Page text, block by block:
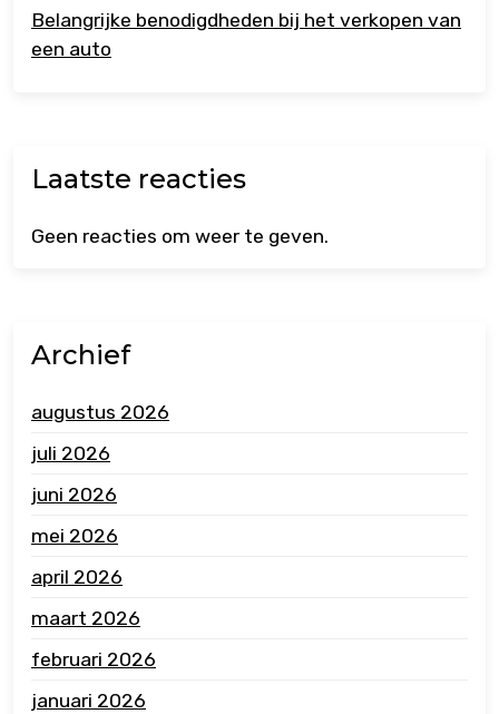
Belangrijke benodigdheden bij het verkopen van
een auto
Laatste reacties
Geen reacties om weer te geven.
Archief
augustus 2026
juli 2026
juni 2026
mei 2026
april 2026
maart 2026
februari 2026
januari 2026